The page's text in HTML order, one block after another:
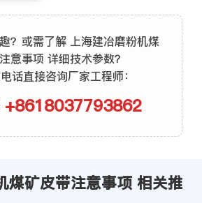
？或需了解 上海建冶磨粉机煤
意事项 详细技术参数？
话直接咨询厂家工程师：
+8618037793862
煤矿皮带注意事项 相关推